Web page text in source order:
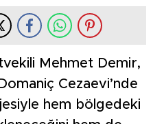
Mehmet Demir,
Cezaevi’nde
hem bölgedeki